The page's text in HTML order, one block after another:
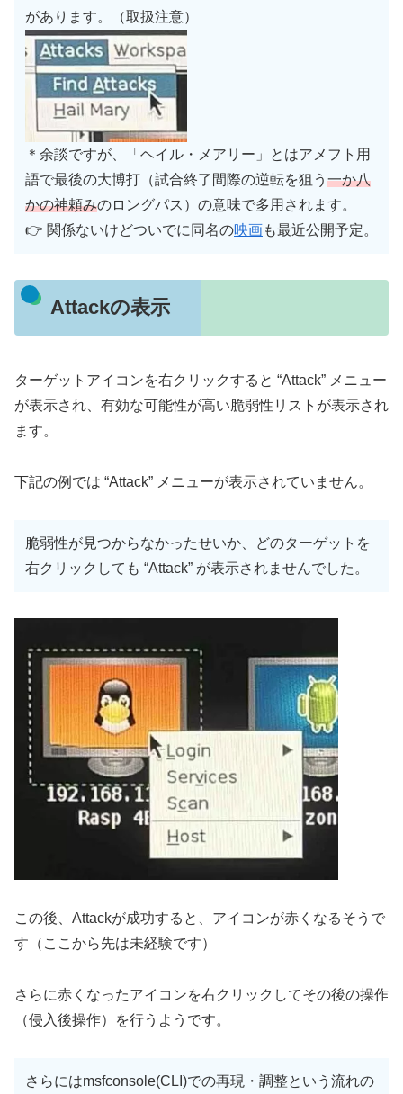
があります。（取扱注意）
＊余談ですが、「ヘイル・メアリー」とはアメフト用
語で最後の大博打（試合終了間際の逆転を狙う 一か八
かの神頼みのロングパス）の意味で多用されます。
👉 関係ないけどついでに同名の映画も最近公開予定。
Attackの表示
ターゲットアイコンを右クリックすると “Attack” メニュー
が表示され、有効な可能性が高い脆弱性リストが表示され
ます。
下記の例では “Attack” メニューが表示されていません。
脆弱性が見つからなかったせいか、どのターゲットを
右クリックしても “Attack” が表示されませんでした。
この後、Attackが成功すると、アイコンが赤くなるそうで
す（ここから先は未経験です）
さらに赤くなったアイコンを右クリックしてその後の操作
（侵入後操作）を行うようです。
さらにはmsfconsole(CLI)での再現・調整という流れの